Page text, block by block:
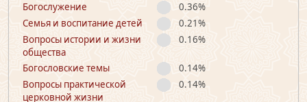
Богослужение
0.36%
Семья и воспитание детей
0.21%
Вопросы истории и жизни
общества
0.16%
Богословские темы
0.14%
Вопросы практической
церковной жизни
0.14%